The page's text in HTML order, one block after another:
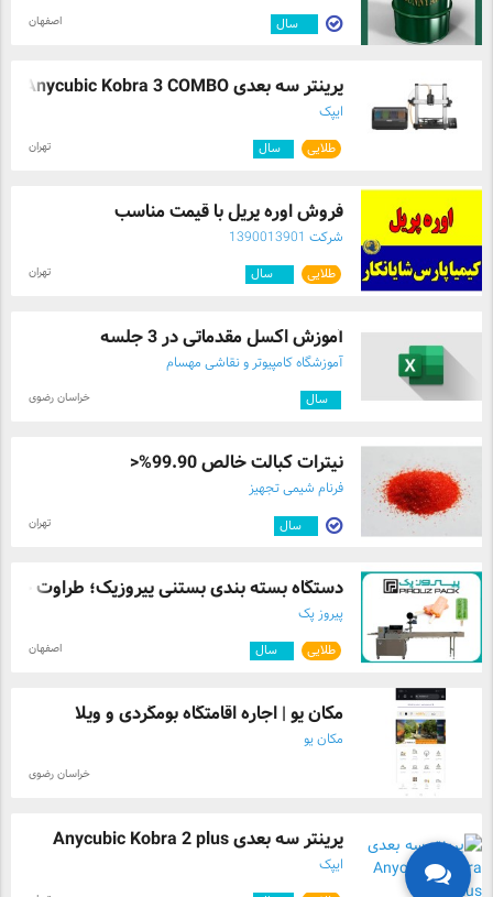
سال اصفهان
پرینتر سه بعدی Anycubic Kobra 3 COMBO
ایپک
طلایی سال تهران
فروش اوره پریل با قیمت مناسب
شرکت 1390013901
طلایی سال تهران
آموزش اکسل مقدماتی در 3 جلسه
آموزشگاه کامپیوتر و نقاشی مهسام
سال خراسان رضوی
نیترات کبالت خالص 99.90%<
فرنام شیمی تجهیز
سال تهران
دستگاه بسته بندی بستنی پیروزپک؛ طراوت
پیروز پک
طلایی سال اصفهان
مکان یو | اجاره اقامتگاه بومگردی و ویلا
مکان یو
خراسان رضوی
پرینتر سه بعدی Anycubic Kobra 2 plus
ایپک